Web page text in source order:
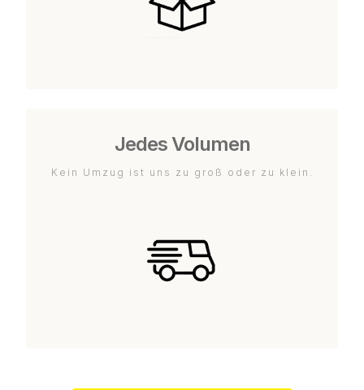
Jedes Volumen
Kein Umzug ist uns zu groß oder zu klein.